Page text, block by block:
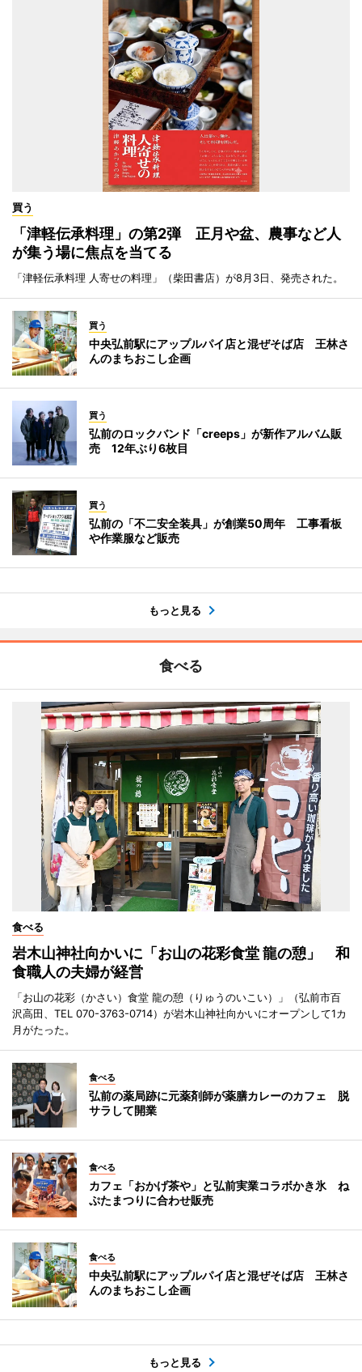
買う
「津軽伝承料理」の第2弾 正月や盆、農事など人
が集う場に焦点を当てる
「津軽伝承料理 人寄せの料理」（柴田書店）が8月3日、発売された。
買う
中央弘前駅にアップルパイ店と混ぜそば店 王林さ
んのまちおこし企画
買う
弘前のロックバンド「creeps」が新作アルバム販
売 12年ぶり6枚目
買う
弘前の「不二安全装具」が創業50周年 工事看板
や作業服など販売
もっと見る
食べる
食べる
岩木山神社向かいに「お山の花彩食堂 龍の憩」 和
食職人の夫婦が経営
「お山の花彩（かさい）食堂 龍の憩（りゅうのいこい）」（弘前市百
沢高田、TEL 070-3763-0714）が岩木山神社向かいにオープンして1カ
月がたった。
食べる
弘前の薬局跡に元薬剤師が薬膳カレーのカフェ 脱
サラして開業
食べる
カフェ「おかげ茶や」と弘前実業コラボかき氷 ね
ぷたまつりに合わせ販売
食べる
中央弘前駅にアップルパイ店と混ぜそば店 王林さ
んのまちおこし企画
もっと見る